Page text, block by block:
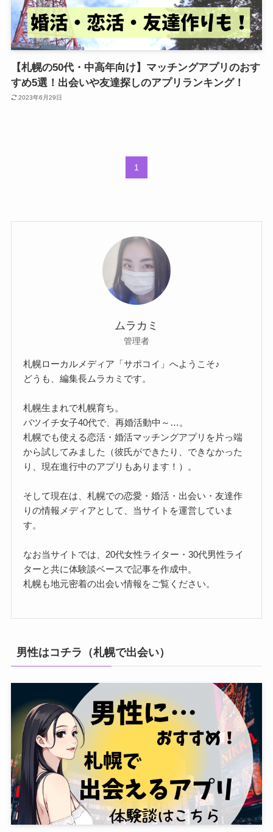
【札幌の50代・中高年向け】マッチングアプリのおす
すめ5選！出会いや友達探しのアプリランキング！
2023年6月29日
1
ムラカミ
管理者
札幌ローカルメディア「サポコイ」へようこそ♪
どうも、編集長ムラカミです。
札幌生まれで札幌育ち。
バツイチ女子40代で、再婚活動中～…。
札幌でも使える恋活・婚活マッチングアプリを片っ端
から試してみました（彼氏ができたり、できなかった
り、現在進行中のアプリもあります！）。
そして現在は、札幌での恋愛・婚活・出会い・友達作
りの情報メディアとして、当サイトを運営していま
す。
なお当サイトでは、20代女性ライター・30代男性ライ
ターと共に体験談ベースで記事を作成中。
札幌も地元密着の出会い情報をご覧ください。
男性はコチラ（札幌で出会い）